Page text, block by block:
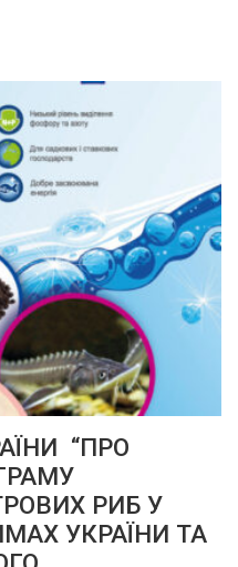
“ПРО
РИБ У
УКРАЇНИ ТА